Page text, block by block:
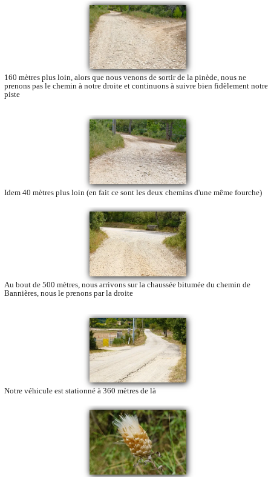
160 mètres plus loin, alors que nous venons de sortir de la pinède, nous ne
prenons pas le chemin à notre droite et continuons à suivre bien fidèlement notre
piste
Idem 40 mètres plus loin (en fait ce sont les deux chemins d'une même fourche)
Au bout de 500 mètres, nous arrivons sur la chaussée bitumée du chemin de
Bannières, nous le prenons par la droite
Notre véhicule est stationné à 360 mètres de là